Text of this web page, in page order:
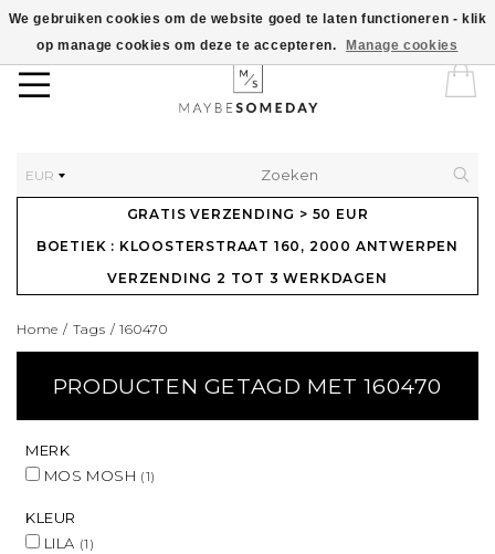
EUR
GRATIS VERZENDING > 50 EUR
BOETIEK : KLOOSTERSTRAAT 160, 2000 ANTWERPEN
VERZENDING 2 TOT 3 WERKDAGEN
Home / Tags /160470
PRODUCTEN GETAGD MET 160470
MERK
MOS MOSH (1)
KLEUR
LILA (1)
We gebruiken cookies om de website goed te laten functioneren - klik
op manage cookies om deze te accepteren.
Manage cookies